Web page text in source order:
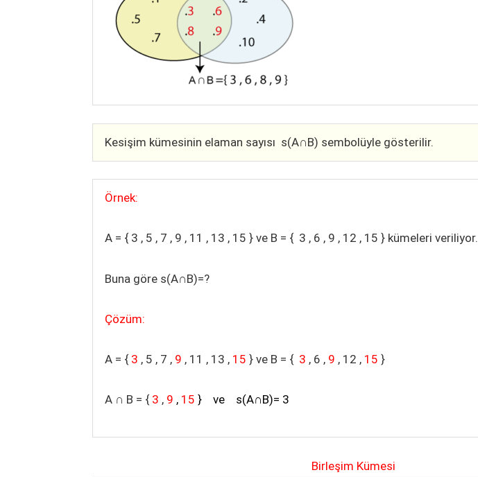
Kesişim kümesinin elaman sayısı s(A∩B) sembolüyle gösterilir.
Örnek:
A = { 3 , 5 , 7 , 9 , 11 , 13 , 15 } ve B = { 3 , 6 , 9 , 12 , 15 } kümeleri veriliyor.
Buna göre s(A∩B)=?
Çözüm:
A = { 3 , 5 , 7 , 9 , 11 , 13 , 15 } ve B = { 3 , 6 , 9 , 12 , 15 }
A ∩ B = { 3 , 9 , 15} ve s(A∩B)= 3
Birleşim Kümesi